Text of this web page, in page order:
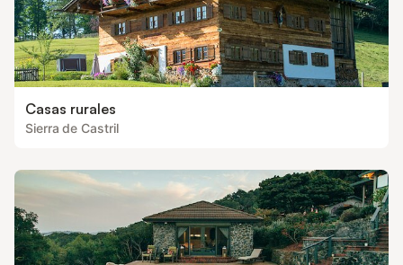
Casas rurales
Sierra de Castril